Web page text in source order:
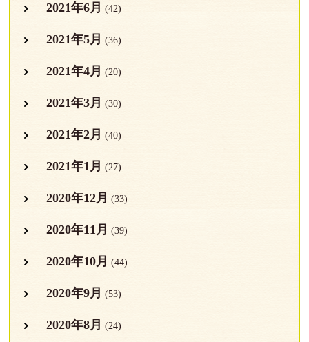
2021年6月 (42)
2021年5月 (36)
2021年4月 (20)
2021年3月 (30)
2021年2月 (40)
2021年1月 (27)
2020年12月 (33)
2020年11月 (39)
2020年10月 (44)
2020年9月 (53)
2020年8月 (24)